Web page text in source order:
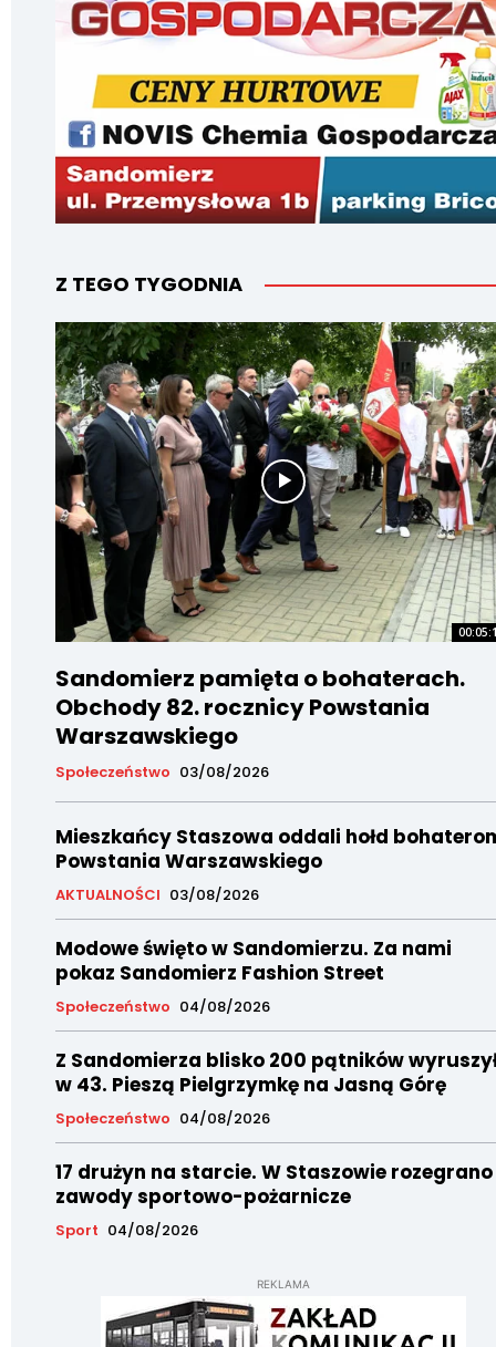
Z TEGO TYGODNIA
Sandomierz pamięta o bohaterach.
Obchody 82. rocznicy Powstania
Warszawskiego
Społeczeństwo 03/08/2026
Mieszkańcy Staszowa oddali hołd
Powstania Warszawskiego
AKTUALNOŚCI 03/08/2026
Modowe święto w Sandomierzu. Za nami
pokaz Sandomierz Fashion Street
Społeczeństwo 04/08/2026
Z Sandomierza blisko 200 pątników
w 43. Pieszą Pielgrzymkę na Jasną Górę
Społeczeństwo 04/08/2026
17 drużyn na starcie. W Staszowie rozegrano
zawody sportowo-pożarnicze
Sport 04/08/2026
REKLAMA